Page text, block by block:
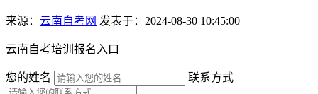
来源： 云南自考网 发表于：2024-08-30 10:45:00
云南自考培训报名入口
您的姓名 联系方式